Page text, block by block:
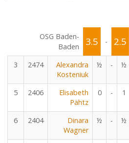
OSG Baden-
Baden
3.5 - 2.5
3
2474
Alexandra
Kosteniuk
½ - ½
5 2406
Elisabeth
Pähtz
0 - 1
6 2404
Dinara
Wagner
½ - ½